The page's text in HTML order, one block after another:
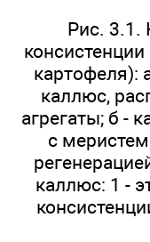
Рис. 3.1.
картофеля):
каллюс,
агрегаты; б -
с
каллюс: 1 -